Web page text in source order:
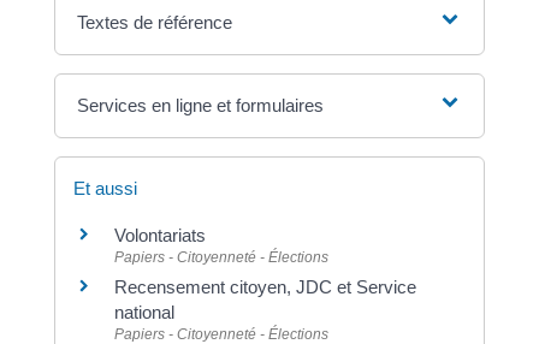
Textes de référence
Services en ligne et formulaires
Et aussi
Volontariats
Papiers - Citoyenneté - Élections
Recensement citoyen, JDC et Service
national
Papiers - Citoyenneté - Élections